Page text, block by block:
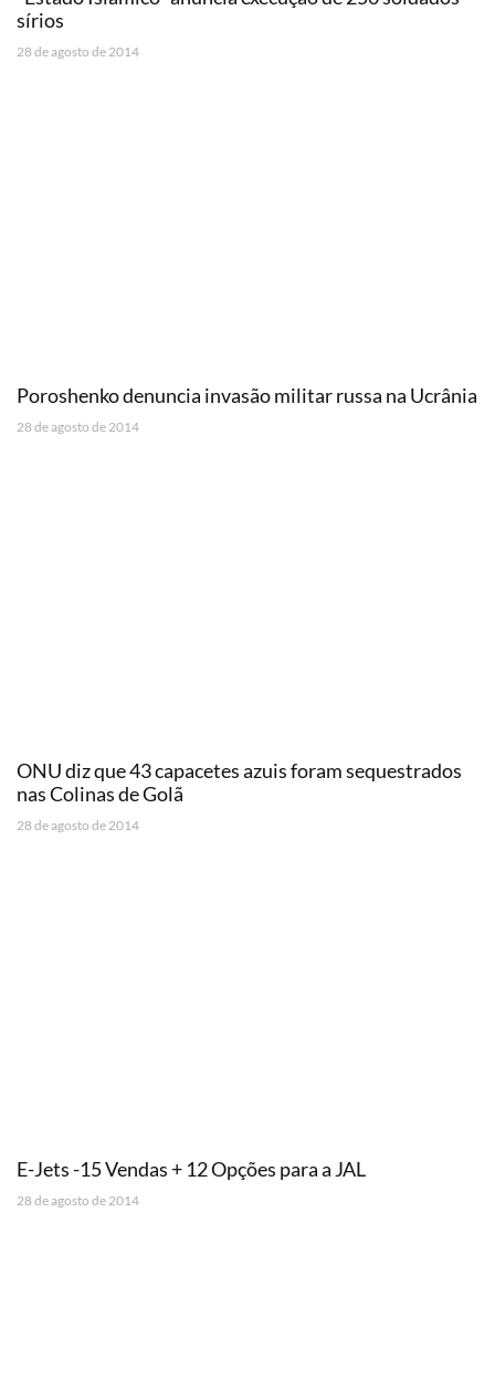
sírios
28 de agosto de 2014
Poroshenko denuncia invasão militar russa na Ucrânia
28 de agosto de 2014
ONU diz que 43 capacetes azuis foram sequestrados
nas Colinas de Golã
28 de agosto de 2014
E-Jets -15 Vendas + 12 Opções para a JAL
28 de agosto de 2014